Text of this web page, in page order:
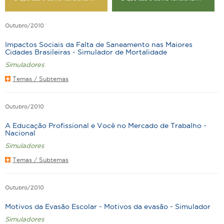
Outubro/2010
Impactos Sociais da Falta de Saneamento nas Maiores
Cidades Brasileiras - Simulador de Mortalidade
Simuladores
Temas / Subtemas
Outubro/2010
A Educação Profissional e Você no Mercado de Trabalho -
Nacional
Simuladores
Temas / Subtemas
Outubro/2010
Motivos da Evasão Escolar - Motivos da evasão - Simulador
Simuladores